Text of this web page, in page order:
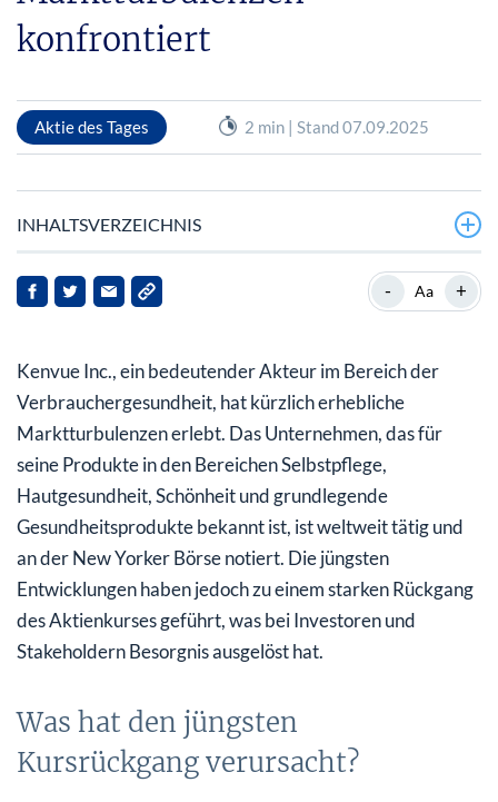
konfrontiert
Aktie des Tages 2 min | Stand 07.09.2025
INHALTSVERZEICHNIS
Was hat den jüngsten Kursrückgang verursacht?
Welche finanziellen Auswirkungen hat dies für Kenvue?
Wie sieht die Zukunft für Kenvue aus?
- Aa +
Kenvue Inc., ein bedeutender Akteur im Bereich der
Verbrauchergesundheit, hat kürzlich erhebliche
Marktturbulenzen erlebt. Das Unternehmen, das für
seine Produkte in den Bereichen Selbstpflege,
Hautgesundheit, Schönheit und grundlegende
Gesundheitsprodukte bekannt ist, ist weltweit tätig und
an der New Yorker Börse notiert. Die jüngsten
Entwicklungen haben jedoch zu einem starken Rückgang
des Aktienkurses geführt, was bei Investoren und
Stakeholdern Besorgnis ausgelöst hat.
Was hat den jüngsten
Kursrückgang verursacht?